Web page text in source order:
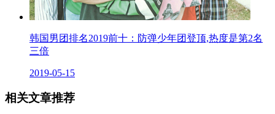
韩国男团排名2019前十：防弹少年团登顶,热度是第2名
三倍
2019-05-15
相关文章推荐